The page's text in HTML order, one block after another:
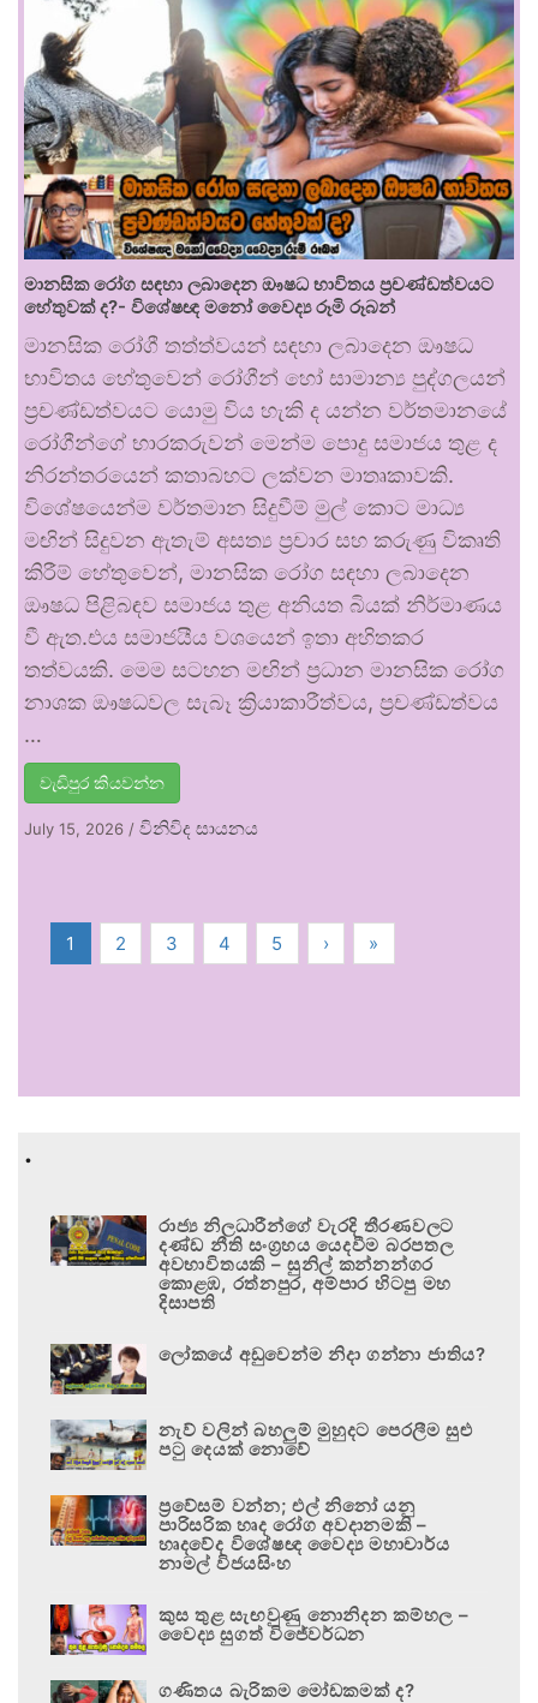
මානසික රෝග සඳහා ලබාදෙන ඖෂධ භාවිතය ප්‍රචණ්ඩත්වයට
හේතුවක් ද?- විශේෂඥ මනෝ වෛද්‍ය රූමි රූබන්
මානසික රෝගී තත්ත්වයන් සඳහා ලබාදෙන ඖෂධ
භාවිතය හේතුවෙන් රෝගීන් හෝ සාමාන්‍ය පුද්ගලයන්
ප්‍රචණ්ඩත්වයට යොමු විය හැකි ද යන්න වර්තමානයේ
රෝගීන්ගේ භාරකරුවන් මෙන්ම පොදු සමාජය තුළ ද
නිරන්තරයෙන් කතාබහට ලක්වන මාතෘකාවකි.
විශේෂයෙන්ම වර්තමාන සිදුවීම් මුල් කොට මාධ්‍ය
මඟින් සිදුවන ඇතැම් අසත්‍ය ප්‍රචාර සහ කරුණු විකෘති
කිරීම් හේතුවෙන්, මානසික රෝග සඳහා ලබාදෙන
ඖෂධ පිළිබඳව සමාජය තුළ අනියත බියක් නිර්මාණය
වී ඇත.එය සමාජයීය වශයෙන් ඉතා අහිතකර
තත්වයකි. මෙම සටහන මඟින් ප්‍රධාන මානසික රෝග
නාශක ඖෂධවල සැබෑ ක්‍රියාකාරීත්වය, ප්‍රචණ්ඩත්වය
…
වැඩිපුර කියවන්න
July 15, 2026 / විනිවිද සායනය
1 2 3 4 5 › »
.
රාජ්‍ය නිලධාරීන්ගේ වැරදි තීරණවලට
දණ්ඩ නීති සංග්‍රහය යෙදවීම බරපතල
අවභාවිතයකි – සුනිල් කන්නන්ගර
කොළඹ, රත්නපුර, අම්පාර හිටපු මහ
දිසාපති
ලෝකයේ අඩුවෙන්ම නිදා ගන්නා ජාතිය?
නැව් වලින් බහලුම් මුහුදට පෙරලීම සුළු
පටු දෙයක් නොවේ
ප්‍රවේසම් වන්න; එල් නිනෝ යනු
පාරිසරික හෘද රෝග අවදානමකි –
හෘදවේද විශේෂඥ වෛද්‍ය මහාචාර්ය
නාමල් විජයසිංහ
කුස තුළ සැඟවුණු නොනිදන කම්හල –
වෛද්‍ය සුගත් විජේවර්ධන
ගණිතය බැරිකම මෝඩකමක් ද?